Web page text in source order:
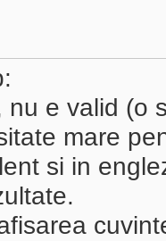
nu e valid (o
mare
si in